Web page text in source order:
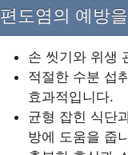
편도염의 예방
손 씻기와 위생
적절한 수분 섭
효과적입니다.
균형 잡힌 식단
방에 도움을 줍